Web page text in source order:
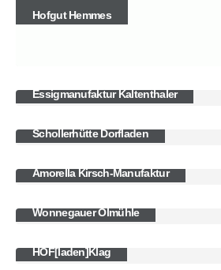
Hofgut Hemmes
Essigmanufaktur Kaltenthaler
Schollerhütte Dorfladen
Amorella Kirsch-Manufaktur
Wonnegauer ­Ölmühle
HOF[laden]Klag